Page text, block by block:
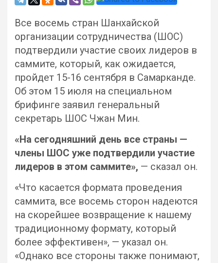
Все восемь стран Шанхайской
организации сотрудничества (ШОС)
подтвердили участие своих лидеров в
саммите, который, как ожидается,
пройдет 15-16 сентября в Самарканде.
Об этом 15 июля на специальном
брифинге заявил генеральный
секретарь ШОС Чжан Мин.
«На сегодняшний день все страны —
члены ШОС уже подтвердили участие
лидеров в этом саммите», — сказал он.
«Что касается формата проведения
саммита, все восемь сторон надеются
на скорейшее возвращение к нашему
традиционному формату, который
более эффективен», — указал он.
«Однако все стороны также понимают,